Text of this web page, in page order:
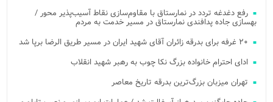
رفع دغدغه تردد در نمارستاق با مقاوم‌سازی نقاط آسیب‌پذیر محور /
بهسازی جاده پدافندی نمارستاق در مسیر خدمت به مردم
۲۰ غرفه برای بدرقه زائران آقای شهید ایران در مسیر طریق الرضا برپا شد
ادای احترام خانواده بزرگ نکا چوب به رهبر شهید انقلاب
تهران میزبان بزرگ‌ترین بدرقه تاریخ معاصر